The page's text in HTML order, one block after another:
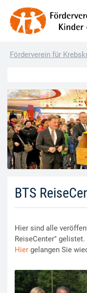
Förderverein für
BTS
Hier sind alle
ReiseCenter" gelistet.
Hier gelangen Sie